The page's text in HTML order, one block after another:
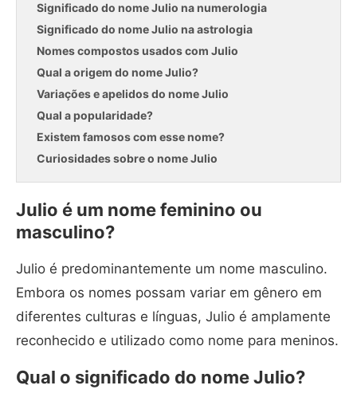
Significado do nome Julio na numerologia
Significado do nome Julio na astrologia
Nomes compostos usados com Julio
Qual a origem do nome Julio?
Variações e apelidos do nome Julio
Qual a popularidade?
Existem famosos com esse nome?
Curiosidades sobre o nome Julio
Julio é um nome feminino ou
masculino?
Julio é predominantemente um nome masculino.
Embora os nomes possam variar em gênero em
diferentes culturas e línguas, Julio é amplamente
reconhecido e utilizado como nome para meninos.
Qual o significado do nome Julio?